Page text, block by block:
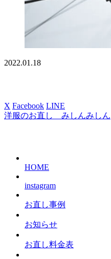
2022.01.18
X Facebook LINE
洋服のお直し みしんみしん
HOME
instagram
お直し事例
お知らせ
お直し料金表